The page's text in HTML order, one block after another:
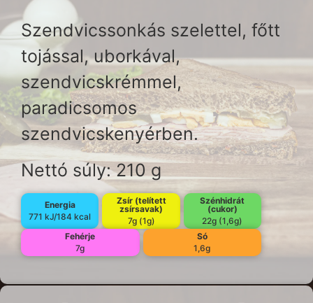
Szendvicssonkás szelettel, főtt
tojással, uborkával,
szendvicskrémmel,
paradicsomos
szendvicskenyérben.
Nettó súly: 210 g
Energia
771 kJ/184 kcal
Zsír (telített
zsírsavak)
7g (1g)
Szénhidrát
(cukor)
22g (1,6g)
Fehérje
7g
Só
1,6g